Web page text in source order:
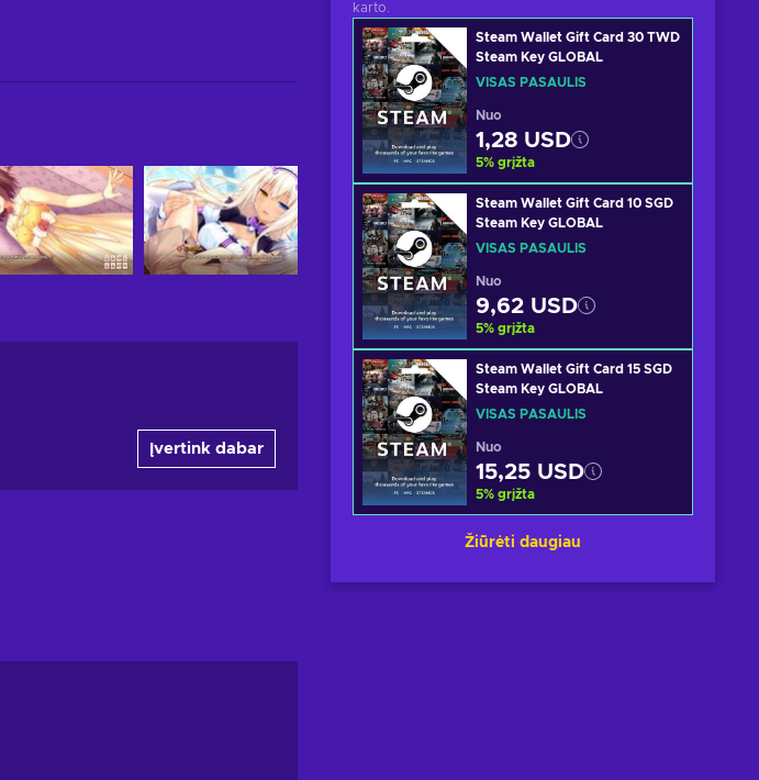
karto.
Steam Wallet Gift Card 30 TWD
Steam Key GLOBAL
VISAS PASAULIS
Nuo
1,28 USD
5% grįžta
Steam Wallet Gift Card 10 SGD
Steam Key GLOBAL
VISAS PASAULIS
Nuo
9,62 USD
5% grįžta
Steam Wallet Gift Card 15 SGD
Steam Key GLOBAL
VISAS PASAULIS
Nuo
15,25 USD
5% grįžta
Žiūrėti daugiau
Įvertink dabar